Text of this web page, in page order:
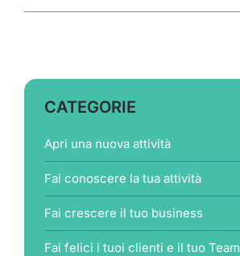
CATEGORIE
Apri una nuova attività
Fai conoscere la tua attività
Fai crescere il tuo business
Fai felici i tuoi clienti e il tuo Team